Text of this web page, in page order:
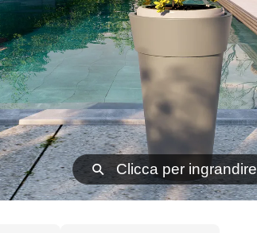
⚲ Clicca per ingrandire